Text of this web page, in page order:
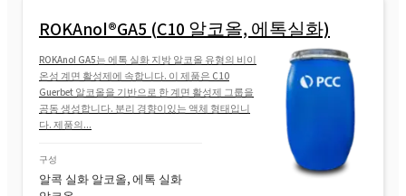
ROKAnol®GA5 (C10 알코올, 에톡실화)
ROKAnol GA5는 에톡 실화 지방 알코올 유형의 비이
온성 계면 활성제에 속합니다. 이 제품은 C10
Guerbet 알코올을 기반으로 한 계면 활성제 그룹을
공동 생성합니다. 분리 경향이있는 액체 형태입니
다. 제품의...
구성
알콕 실화 알코올, 에톡 실화